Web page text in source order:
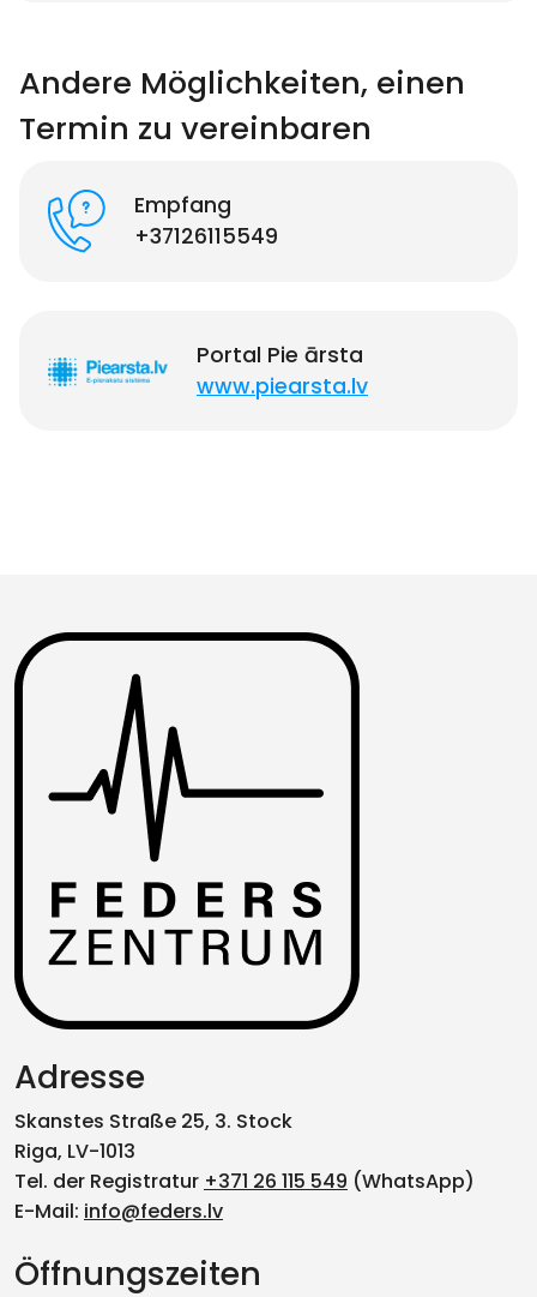
Andere Möglichkeiten, einen
Termin zu vereinbaren
Empfang
+37126115549
Portal Pie ārsta
www.piearsta.lv
Adresse
Skanstes Straße 25, 3. Stock
Riga, LV-1013
Tel. der Registratur +371 26 115 549 (WhatsApp)
E-Mail: info@feders.lv
Öffnungszeiten